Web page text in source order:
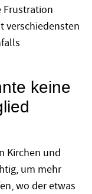
Frustration
verschiedensten
keine
Kirchen und
um mehr
wo der etwas